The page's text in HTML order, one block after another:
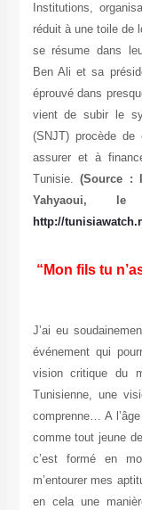
Institutions,
réduit à une toile de
se résume dans
Ben Ali et sa
éprouvé dans
vient de subir le
(SNJT) procède
assurer et à
Tunisie.(Source :
Yahyaoui,
http://
“Mon fils tu
J’ai eu
événement qui
vision critique du
Tunisienne, une
comprenne… A
comme tout jeune
c’est formé en
m’entourer mes
en cela une